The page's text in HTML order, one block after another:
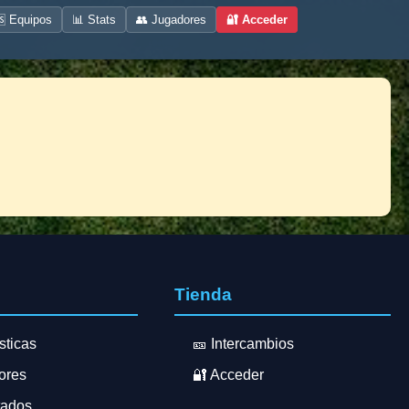
Equipos 📊 Stats 👥 Jugadores 🔐 Acceder
Tienda
🎫 Intercambios
🔐 Acceder